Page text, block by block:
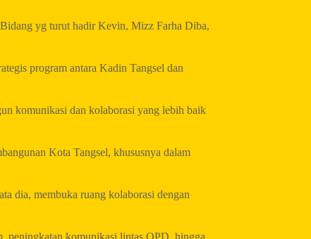
yg turut hadir Kevin, Mizz Farha Diba,
program antara Kadin Tangsel dan
komunikasi dan kolaborasi yang lebih baik
Kota Tangsel, khususnya dalam
dia, membuka ruang kolaborasi dengan
peningkatan komunikasi lintas OPD, hingga